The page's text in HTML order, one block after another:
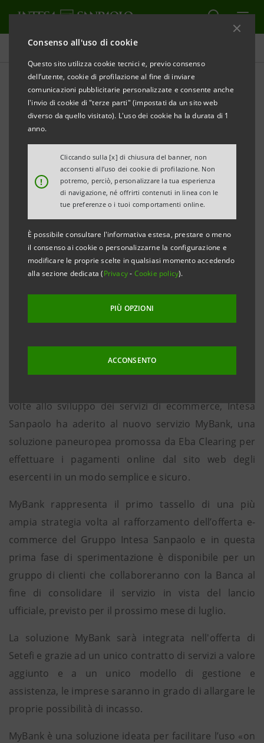
Consenso all'uso di cookie
Questo sito utilizza cookie tecnici e, previo consenso
dell’utente, cookie di profilazione al fine di inviare
comunicazioni pubblicitarie personalizzate e consente anche
l'invio di cookie di "terze parti" (impostati da un sito web
diverso da quello visitato). L'uso dei cookie ha la durata di 1
anno.
!
Cliccando sulla [x] di chiusura del banner, non
acconsenti all’uso dei cookie di profilazione. Non
potremo, perciò, personalizzare la tua esperienza
di navigazione, né offrirti contenuti in linea con le
tue preferenze o i tuoi comportamenti online.
È possibile consultare l'informativa estesa, prestare o meno
il consenso ai cookie o personalizzarne la configurazione e
modificare le proprie scelte in qualsiasi momento accedendo
alla sezione dedicata (Privacy- Cookie policy).
PIÙ OPZIONI
ACCONSENTO
Comunicati stampa
STAMPA AGGIORNA
COMUNICATO STAMPA
INTESA SANPAOLO: AL VIA IL NUOVO SERVIZIO
ALL’E-COMMERCE
• My Bank è un nuovo servizio di pagamento online
promosso da Eba Clearing e sostenuto dalle principali
banche europee, tra cui Intesa Sanpaolo
• L’offerta del servizio avverrà attraverso la
valorizzazione del ruolo e le
competenze di Setefi, società del Gruppo leader in
moneta elettronica e virtuale
• My Bank è già disponibile, in via sperimentale per un
primo gruppo di clienti, in vista del lancio ufficiale
previsto per luglio 2013
volte allo sviluppo dei servizi di ecommerce, Intesa
Sanpaolo ha aderito al nuovo servizio MyBank, una
soluzione paneuropea promossa da Eba Clearing per
effettuare i pagamenti online dal sito web degli
esercenti in un modo semplice e sicuro.
MyBank rappresenta il primo tassello di una più
ampia strategia volta al rafforzamento dell’offerta e-
commerce del Gruppo Intesa Sanpaolo e in questa
prima fase di sperimentazione è disponibile per un
gruppo di clienti che collaboreranno con la Banca al
fine di consolidare il servizio in vista del lancio
ufficiale, previsto per il prossimo mese di luglio.
La soluzione MyBank sarà integrata nell'offerta di
Setefi e grazie ad un unico contratto di servizi a valore
aggiunto e a un unico modello di gestione e
assistenza, le imprese saranno in grado di allargare le
proprie possibilità di incasso.
MyBank è una soluzione ideata per facilitare l’uso «on